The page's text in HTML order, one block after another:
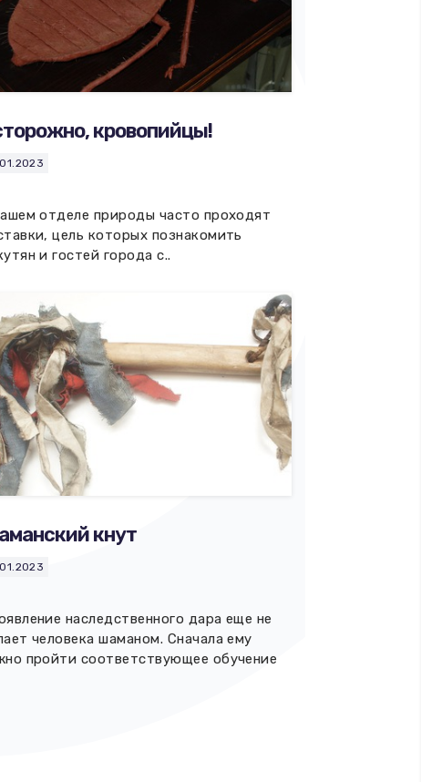
кровопийцы!
отделе природы часто проходят
цель которых познакомить
и гостей города с..
кнут
наследственного дара еще не
человека шаманом. Сначала ему
пройти соответствующее обучение